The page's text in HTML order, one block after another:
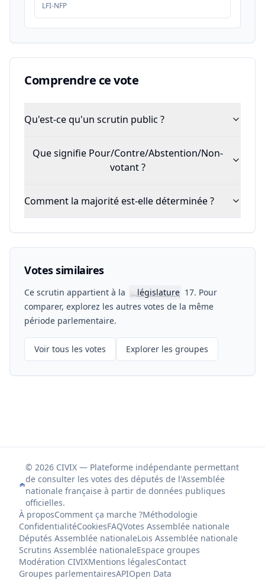
LFI-NFP
Comprendre ce vote
Qu'est-ce qu'un scrutin public ?
Que signifie Pour/Contre/Abstention/Non-
votant ?
Comment la majorité est-elle déterminée ?
Votes similaires
Ce scrutin appartient à la 📖législature 17. Pour
comparer, explorez les autres votes de la même
période parlementaire.
Voir tous les votes Explorer les groupes
© 2026 CIVIX — Plateforme indépendante permettant
de consulter les votes des députés de l'Assemblée
nationale française à partir de données publiques
officielles.
À proposComment ça marche ?Méthodologie
ConfidentialitéCookiesFAQVotes Assemblée nationale
Députés Assemblée nationaleLois Assemblée nationale
Scrutins Assemblée nationaleEspace groupes
Modération CIVIXMentions légalesContact
Groupes parlementairesAPIOpen Data